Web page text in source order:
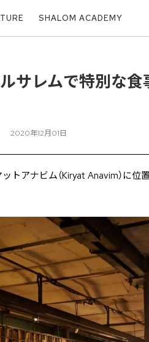
SHALOM ACADEMY
サレムで特別な
2020年12月01日
トアナビム（Kiryat Anavim）に位